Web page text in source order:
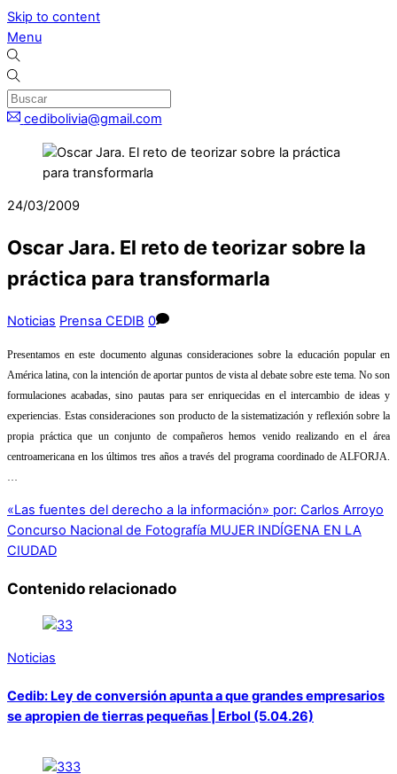
Skip to content
Menu
cedibolivia@gmail.com
24/03/2009
Oscar Jara. El reto de teorizar sobre la
práctica para transformarla
Noticias Prensa CEDIB 0
Presentamos en este documento algunas consideraciones sobre la educación popular en
América latina, con la intención de aportar puntos de vista al debate sobre este tema. No son
formulaciones acabadas, sino pautas para ser enriquecidas en el intercambio de ideas y
experiencias. Estas consideraciones son producto de la sistematización y reflexión sobre la
propia práctica que un conjunto de compañeros hemos venido realizando en el área
centroamericana en los últimos tres años a través del programa coordinado de ALFORJA.
…
«Las fuentes del derecho a la información» por: Carlos Arroyo
Concurso Nacional de Fotografía MUJER INDÍGENA EN LA
CIUDAD
Contenido relacionado
Noticias
Cedib: Ley de conversión apunta a que grandes empresarios
se apropien de tierras pequeñas | Erbol (5.04.26)